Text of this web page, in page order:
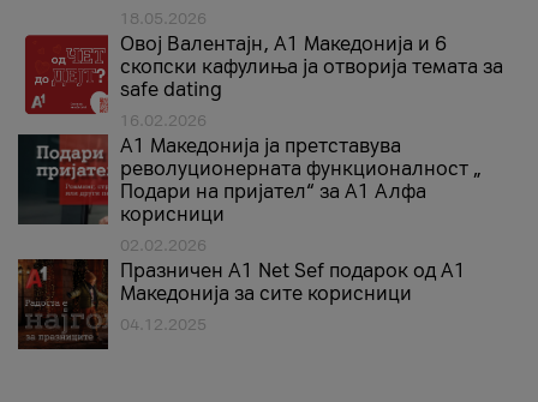
18.05.2026
Овој Валентајн, A1 Македонија и 6
скопски кафулиња ја отворија темата за
safe dating
16.02.2026
А1 Македонија ја претставува
револуционерната функционалност „
Подари на пријател“ за А1 Алфа
корисници
02.02.2026
Празничен A1 Net Sеf подарок од А1
Македонија за сите корисници
04.12.2025